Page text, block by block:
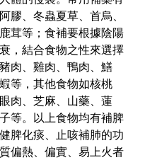
膠、冬蟲夏草、首烏、
茸等；食補要根據陰陽
，結合食物之性來選擇
肉、雞肉、鴨肉、鱔
等，其他食物如核桃
肉、芝麻、山藥、蓮
等。以上食物均有補脾
脾化痰、止咳補肺的功
偏熱、偏實、易上火者